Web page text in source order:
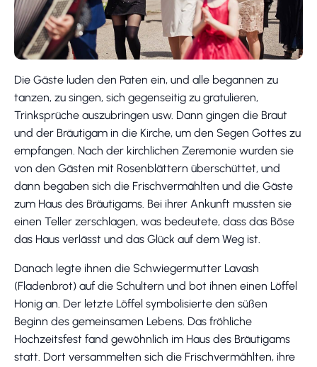
Die Gäste luden den Paten ein, und alle begannen zu
tanzen, zu singen, sich gegenseitig zu gratulieren,
Trinksprüche auszubringen usw. Dann gingen die Braut
und der Bräutigam in die Kirche, um den Segen Gottes zu
empfangen. Nach der kirchlichen Zeremonie wurden sie
von den Gästen mit Rosenblättern überschüttet, und
dann begaben sich die Frischvermählten und die Gäste
zum Haus des Bräutigams. Bei ihrer Ankunft mussten sie
einen Teller zerschlagen, was bedeutete, dass das Böse
das Haus verlässt und das Glück auf dem Weg ist.
Danach legte ihnen die Schwiegermutter Lavash
(Fladenbrot) auf die Schultern und bot ihnen einen Löffel
Honig an. Der letzte Löffel symbolisierte den süßen
Beginn des gemeinsamen Lebens. Das fröhliche
Hochzeitsfest fand gewöhnlich im Haus des Bräutigams
statt. Dort versammelten sich die Frischvermählten, ihre